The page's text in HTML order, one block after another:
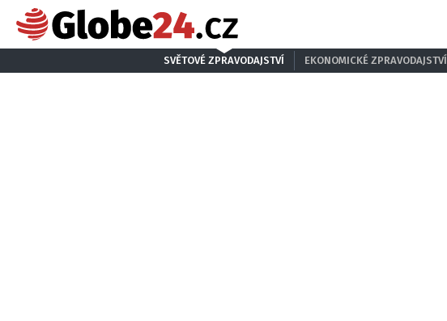
SVĚTOVÉ ZPRAVODAJSTVÍ EKONOMICKÉ ZPRAVODAJSTVÍ